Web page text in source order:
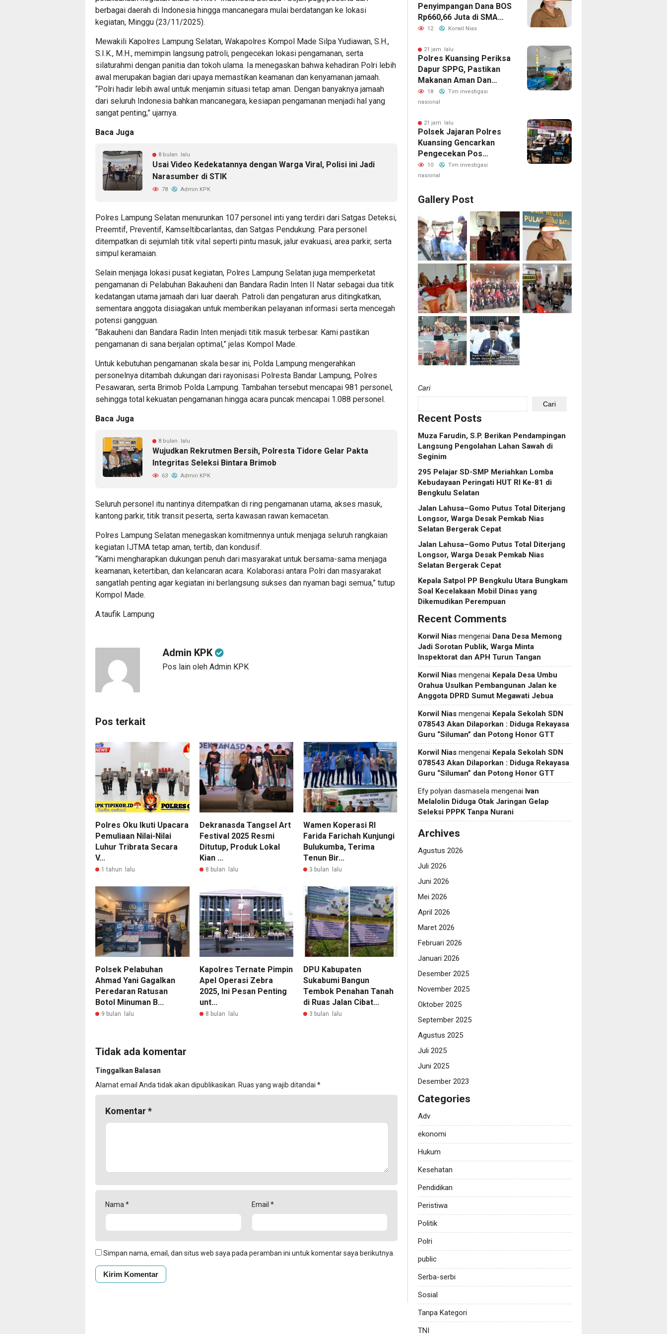
berbagai daerah di Indonesia hingga mancanegara mulai berdatangan ke lokasi
kegiatan, Minggu (23/11/2025).
Mewakili Kapolres Lampung Selatan, Wakapolres Kompol Made Silpa Yudiawan, S.H.,
S.I.K., M.H., memimpin langsung patroli, pengecekan lokasi pengamanan, serta
silaturahmi dengan panitia dan tokoh ulama. Ia menegaskan bahwa kehadiran Polri lebih
awal merupakan bagian dari upaya memastikan keamanan dan kenyamanan jamaah.
“Polri hadir lebih awal untuk menjamin situasi tetap aman. Dengan banyaknya jamaah
dari seluruh Indonesia bahkan mancanegara, kesiapan pengamanan menjadi hal yang
sangat penting,” ujarnya.
Baca Juga
8 bulan lalu
Usai Video Kedekatannya dengan Warga Viral, Polisi ini Jadi
Narasumber di STIK
78 Admin KPK
Polres Lampung Selatan menurunkan 107 personel inti yang terdiri dari Satgas Deteksi,
Preemtif, Preventif, Kamseltibcarlantas, dan Satgas Pendukung. Para personel
ditempatkan di sejumlah titik vital seperti pintu masuk, jalur evakuasi, area parkir, serta
simpul keramaian.
Selain menjaga lokasi pusat kegiatan, Polres Lampung Selatan juga memperketat
pengamanan di Pelabuhan Bakauheni dan Bandara Radin Inten II Natar sebagai dua titik
kedatangan utama jamaah dari luar daerah. Patroli dan pengaturan arus ditingkatkan,
sementara anggota disiagakan untuk memberikan pelayanan informasi serta mencegah
potensi gangguan.
“Bakauheni dan Bandara Radin Inten menjadi titik masuk terbesar. Kami pastikan
pengamanan di sana berjalan optimal,” jelas Kompol Made.
Untuk kebutuhan pengamanan skala besar ini, Polda Lampung mengerahkan
personelnya ditambah dukungan dari rayonisasi Polresta Bandar Lampung, Polres
Pesawaran, serta Brimob Polda Lampung. Tambahan tersebut mencapai 981 personel,
sehingga total kekuatan pengamanan hingga acara puncak mencapai 1.088 personel.
Baca Juga
8 bulan lalu
Wujudkan Rekrutmen Bersih, Polresta Tidore Gelar Pakta
Integritas Seleksi Bintara Brimob
63 Admin KPK
Seluruh personel itu nantinya ditempatkan di ring pengamanan utama, akses masuk,
kantong parkir, titik transit peserta, serta kawasan rawan kemacetan.
Polres Lampung Selatan menegaskan komitmennya untuk menjaga seluruh rangkaian
kegiatan IJTMA tetap aman, tertib, dan kondusif.
“Kami mengharapkan dukungan penuh dari masyarakat untuk bersama-sama menjaga
keamanan, ketertiban, dan kelancaran acara. Kolaborasi antara Polri dan masyarakat
sangatlah penting agar kegiatan ini berlangsung sukses dan nyaman bagi semua,” tutup
Kompol Made.
A.taufik Lampung
Admin KPK
Pos lain oleh Admin KPK
Pos terkait
Polres Oku Ikuti Upacara
Pemuliaan Nilai-Nilai
Luhur Tribrata Secara
V...
1 tahun lalu
Dekranasda Tangsel Art
Festival 2025 Resmi
Ditutup, Produk Lokal
Kian ...
8 bulan lalu
Wamen Koperasi RI
Farida Farichah Kunjungi
Bulukumba, Terima
Tenun Bir...
3 bulan lalu
Polsek Pelabuhan
Ahmad Yani Gagalkan
Peredaran Ratusan
Botol Minuman B...
9 bulan lalu
Kapolres Ternate Pimpin
Apel Operasi Zebra
2025, Ini Pesan Penting
unt...
8 bulan lalu
DPU Kabupaten
Sukabumi Bangun
Tembok Penahan Tanah
di Ruas Jalan Cibat...
3 bulan lalu
Tidak ada komentar
Tinggalkan Balasan
Alamat email Anda tidak akan dipublikasikan. Ruas yang wajib ditandai *
Komentar*
Nama * Email *
Simpan nama, email, dan situs web saya pada peramban ini untuk komentar saya berikutnya.
Penyimpangan Dana BOS
Rp660,66 Juta di SMA
Negeri 1 Pulau-Pulau
Belanja Bernilai Besar
Jadi Sorotan; LSM
GEMPUR Siapkan
Laporan ke Kejaksaan
12 Korwil Nias
21 jam lalu
Polres Kuansing Periksa
Dapur SPPG, Pastikan
Makanan Aman Dan
Layak Dikonsumsi
18
Tim investigasi
nasional
21 jam lalu
Polsek Jajaran Polres
Kuansing Gencarkan
Pengecekan Pos
Kamling, Kapolres Ajak
Warga Aktif Jaga
10
Tim investigasi
nasional
Gallery Post
Cari
Cari
Recent Posts
Muza Farudin, S.P. Berikan Pendampingan
Langsung Pengolahan Lahan Sawah di
Seginim
295 Pelajar SD-SMP Meriahkan Lomba
Kebudayaan Peringati HUT RI Ke-81 di
Bengkulu Selatan
Jalan Lahusa–Gomo Putus Total Diterjang
Longsor, Warga Desak Pemkab Nias
Selatan Bergerak Cepat
Jalan Lahusa–Gomo Putus Total Diterjang
Longsor, Warga Desak Pemkab Nias
Selatan Bergerak Cepat
Kepala Satpol PP Bengkulu Utara Bungkam
Soal Kecelakaan Mobil Dinas yang
Dikemudikan Perempuan
Recent Comments
Korwil Nias mengenai Dana Desa Memong
Jadi Sorotan Publik, Warga Minta
Inspektorat dan APH Turun Tangan
Korwil Nias mengenai Kepala Desa Umbu
Orahua Usulkan Pembangunan Jalan ke
Anggota DPRD Sumut Megawati Jebua
Korwil Nias mengenai Kepala Sekolah SDN
078543 Akan Dilaporkan : Diduga Rekayasa
Guru “Siluman” dan Potong Honor GTT
Korwil Nias mengenai Kepala Sekolah SDN
078543 Akan Dilaporkan : Diduga Rekayasa
Guru “Siluman” dan Potong Honor GTT
Efy polyan dasmasela mengenai Ivan
Melalolin Diduga Otak Jaringan Gelap
Seleksi PPPK Tanpa Nurani
Archives
Agustus 2026
Juli 2026
Juni 2026
Mei 2026
April 2026
Maret 2026
Februari 2026
Januari 2026
Desember 2025
November 2025
Oktober 2025
September 2025
Agustus 2025
Juli 2025
Juni 2025
Desember 2023
Categories
Adv
ekonomi
Hukum
Kesehatan
Pendidikan
Peristiwa
Politik
Polri
public
Serba-serbi
Sosial
Tanpa Kategori
TNI